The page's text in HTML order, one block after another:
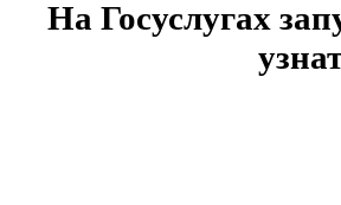
На Госуслугах